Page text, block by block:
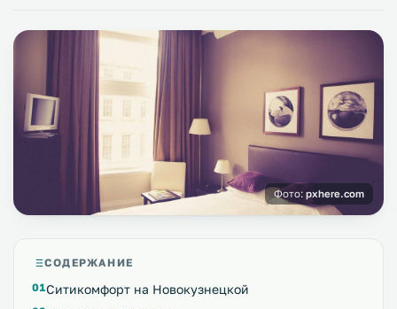
Фото: pxhere.com
СОДЕРЖАНИЕ
Ситикомфорт на Новокузнецкой